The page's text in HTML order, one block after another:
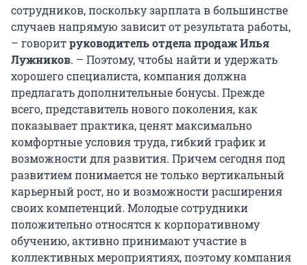
сотрудников, поскольку зарплата в большинстве
случаев напрямую зависит от результата работы,
– говоритруководитель отдела продаж Илья
Лужников. – Поэтому, чтобы найти и удержать
хорошего специалиста, компания должна
предлагать дополнительные бонусы. Прежде
всего, представитель нового поколения, как
показывает практика, ценят максимально
комфортные условия труда, гибкий график и
возможности для развития. Причем сегодня под
развитием понимается не только вертикальный
карьерный рост, но и возможности расширения
своих компетенций. Молодые сотрудники
положительно относятся к корпоративному
обучению, активно принимают участие в
коллективных мероприятиях, поэтому компания